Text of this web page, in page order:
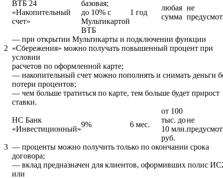
2
ВТБ 24
«Накопительный
счет»
базовая;
до 10% с
Мультикартой
ВТБ
1 год
любая
сумма
не
— при открытии Мультикарты и подключении функции
«Сбережения» можно получать повышенный процент при
условии
расчетов по оформленной карте;
— накопительный счет можно пополнять и снимать деньги
потери процентов;
— чем больше тратиться по карте, тем больше будет прирост
ставки.
3
НС Банк
«Инвестиционный»
9% 6 мес.
от 100
тыс. до
10 млн.
руб.
не
— проценты можно получить только по окончании срока
договора;
— вклад предназначен для клиентов, оформивших полис
или